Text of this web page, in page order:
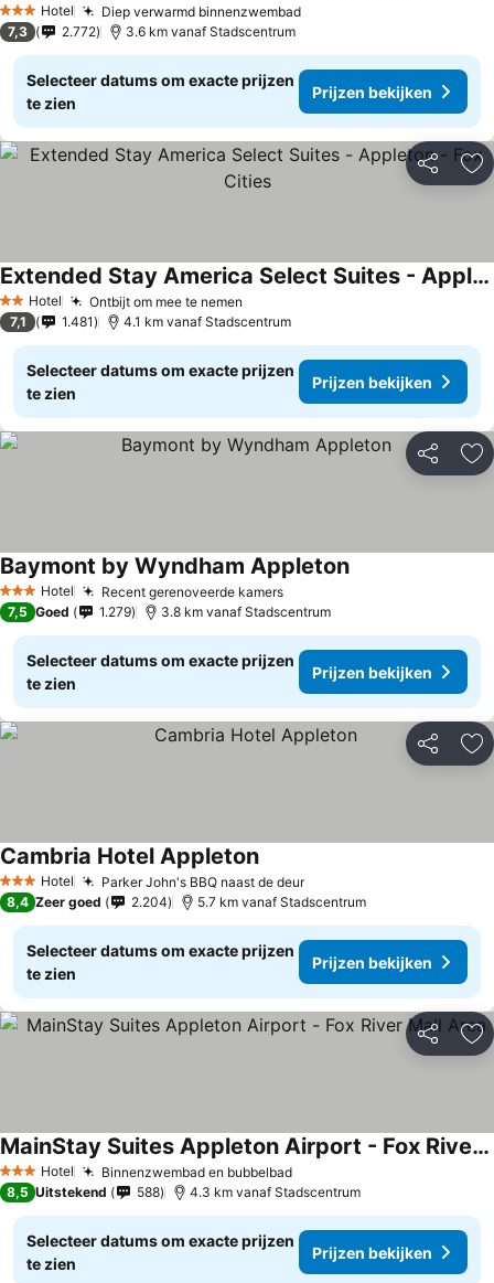
3 SterrenHotel Diep verwarmd binnenzwembadPrijzen bekijken
Prijzen bekijken
7,3 2.772 3.6 km vanaf Stadscentrum
Selecteer datums om exacte prijzen
te zien
Prijzen bekijken
Delen
2 Sterren
Hotel Ontbijt om mee te nemen
Extended Stay America Select Suites - Appleton - Fox Cities
Prijzen bekijken
7,1 1.481 4.1 km vanaf Stadscentrum
Selecteer datums om exacte prijzen
te zien
Prijzen bekijken
Delen
3 SterrenHotel Recent gerenoveerde kamersPrijzen bekijken
Baymont by Wyndham AppletonPrijzen bekijken
7,5 Goed 1.279 3.8 km vanaf Stadscentrum
Selecteer datums om exacte prijzen
te zien
Prijzen bekijken
Delen
3 SterrenHotel Parker John's BBQ naast de deurPrijzen bekijken
Cambria Hotel AppletonPrijzen bekijken
8,4 Zeer goed 2.204 5.7 km vanaf Stadscentrum
Selecteer datums om exacte prijzen
te zien
Prijzen bekijken
Delen
3 SterrenHotel Binnenzwembad en bubbelbadPrijzen bekijken
MainStay Suites Appleton Airport - Fox River Mall Area
Prijzen bekijken
8,5 Uitstekend 588 4.3 km vanaf Stadscentrum
Selecteer datums om exacte prijzen
te zien
Prijzen bekijken